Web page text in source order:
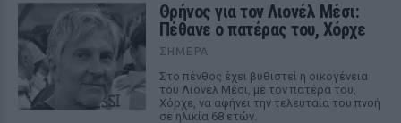
Θρήνος για τον Λιονέλ Μέσι:
Πέθανε ο πατέρας του, Χόρχε
ΣΉΜΕΡΑ
Στο πένθος έχει βυθιστεί η οικογένεια
του Λιονέλ Μέσι, με τον πατέρα του,
Χόρχε, να αφήνει την τελευταία του πνοή
σε ηλικία 68 ετών.